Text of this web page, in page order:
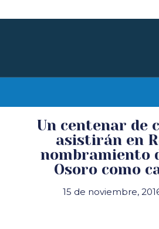
Un centenar de
asistirán en
nombramiento
Osoro como
15 de noviembre,